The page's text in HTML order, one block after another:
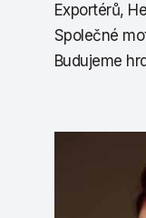
Exportérů,
Společné
Budujeme